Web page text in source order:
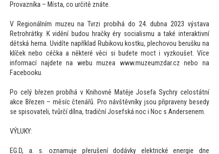
Provazníka – Místa, co určitě znáte.
V Regionálním muzeu na Tvrzi probíhá do 24. dubna 2023 výstava
Retrohrátky. K vidění budou hračky éry socialismu a také interaktivní
dětská herna. Uvidíte například Rubikovu kostku, plechovou berušku na
klíček nebo céčka a některé věci si budete moct i vyzkoušet. Více
informací najdete na webu muzea www.muzeumzdar.cz nebo na
Facebooku.
Po celý březen probíhá v Knihovně Matěje Josefa Sychry celostátní
akce Březen – měsíc čtenářů. Pro návštěvníky jsou připraveny besedy
se spisovateli, tvůrčí dílna, tradiční Josefská noc i Noc s Andersenem.
VÝLUKY:
EG.D, a. s. oznamuje přerušení dodávky elektrické energie dne